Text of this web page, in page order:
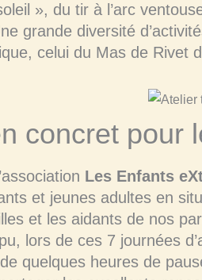
», du tir à l’arc
grande diversité
celui du Mas de Rivet
concret pour
Les Enfants
et jeunes adultes en
et les aidants de nos
lors de ces 7 journées
quelques heures de